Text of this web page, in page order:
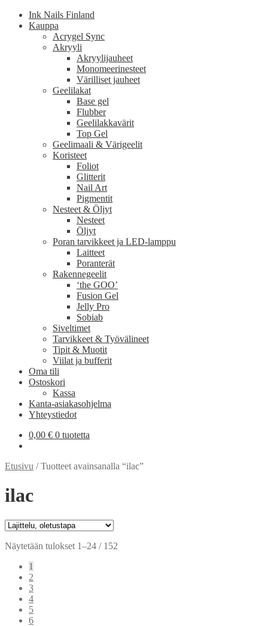
Ink Nails Finland
Kauppa
Acrygel Sync
Akryyli
Akryylijauheet
Monomeerinesteet
Värilliset jauheet
Geelilakat
Base gel
Flubber
Geelilakkavärit
Top Gel
Geelimaali & Värigeelit
Koristeet
Foliot
Glitterit
Nail Art
Pigmentit
Nesteet & Öljyt
Nesteet
Öljyt
Poran tarvikkeet ja LED-lamppu
Laitteet
Poranterät
Rakennegeelit
‘the GOO’
Fusion Gel
Jelly Pro
Sobiab
Siveltimet
Tarvikkeet & Työvälineet
Tipit & Muotit
Viilat ja bufferit
Oma tili
Ostoskori
Kassa
Kanta-asiakasohjelma
Yhteystiedot
0,00 € 0 tuotetta
Etusivu /Tuotteet avainsanalla “ilac”
ilac
Näytetään tulokset 1–24 / 152
1
2
3
4
5
6